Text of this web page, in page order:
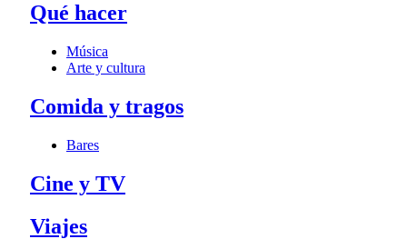
Qué hacer
Música
Arte y cultura
Comida y tragos
Bares
Cine y TV
Viajes